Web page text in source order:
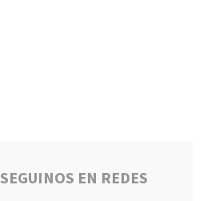
SEGUINOS EN REDES